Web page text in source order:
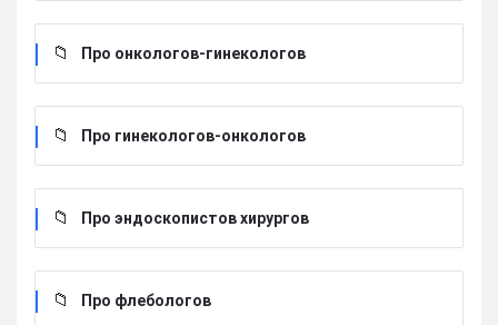
Про онкологов-гинекологов
Про гинекологов-онкологов
Про эндоскопистов хирургов
Про флебологов